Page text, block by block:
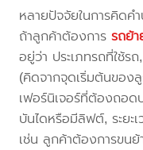
หลายปัจจัยในการคิด
ถ้าลูกค้าต้องการรถย้
อยู่ว่า ประเภทรถที่ใช้ร
(คิดจากจุดเริ่มต้นของ
เฟอร์นิเจอร์ที่ต้องถอด
บันไดหรือมีลิฟต์, ระยะ
เช่น ลูกค้าต้องการขนย้